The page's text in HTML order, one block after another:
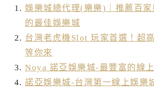
娛樂城總代理(樂樂)｜推薦百
的最佳娛樂城
台灣老虎機Slot 玩家首選！超
等你來
Noya 諾亞娛樂城-最豐富的線
諾亞娛樂城-台灣第一線上娛樂